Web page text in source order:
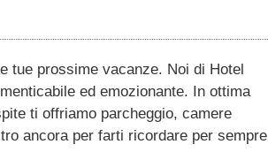
tue prossime vacanze. Noi di Hotel
ed emozionante. In ottima
ti offriamo parcheggio, camere
ancora per farti ricordare per sempre